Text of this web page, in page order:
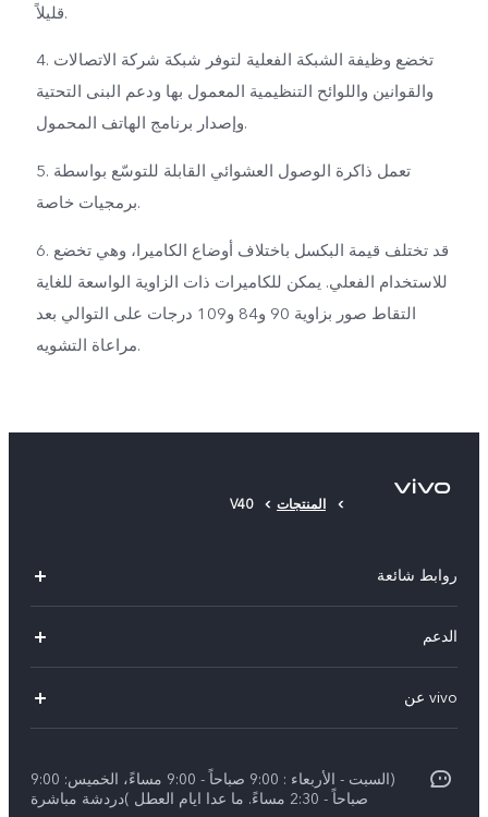
قليلاً.
4. تخضع وظيفة الشبكة الفعلية لتوفر شبكة شركة الاتصالات
والقوانين واللوائح التنظيمية المعمول بها ودعم البنى التحتية
وإصدار برنامج الهاتف المحمول.
5. تعمل ذاكرة الوصول العشوائي القابلة للتوسّع بواسطة
برمجيات خاصة.
6. قد تختلف قيمة البكسل باختلاف أوضاع الكاميرا، وهي تخضع
للاستخدام الفعلي. يمكن للكاميرات ذات الزاوية الواسعة للغاية
التقاط صور بزاوية 90 و84 و109 درجات على التوالي بعد
مراعاة التشويه.
المنتجات V40
روابط شائعة
X300 (New)
X200 FE (New)
الدعم
مركز الخدمة
Funtouch OS
vivo عن
نبذة عنا
(السبت - الأربعاء : 9:00 صباحاً - 9:00 مساءً، الخميس: 9:00
صباحاً - 2:30 مساءً. ما عدا ايام العطل )دردشة مباشرة